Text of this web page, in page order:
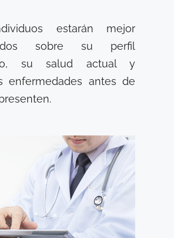
estarán mejor
sobre su perfil
su salud actual y
enfermedades antes de